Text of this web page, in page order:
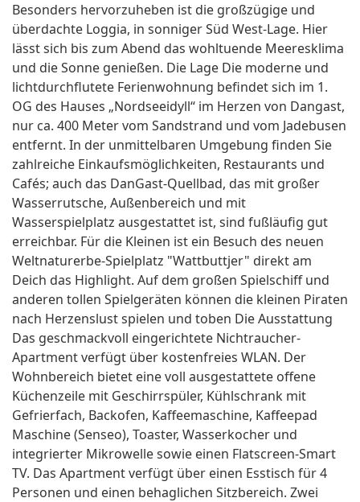
Besonders hervorzuheben ist die großzügige und
überdachte Loggia, in sonniger Süd West-Lage. Hier
lässt sich bis zum Abend das wohltuende Meeresklima
und die Sonne genießen. Die Lage Die moderne und
lichtdurchflutete Ferienwohnung befindet sich im 1.
OG des Hauses „Nordseeidyll“ im Herzen von Dangast,
nur ca. 400 Meter vom Sandstrand und vom Jadebusen
entfernt. In der unmittelbaren Umgebung finden Sie
zahlreiche Einkaufsmöglichkeiten, Restaurants und
Cafés; auch das DanGast-Quellbad, das mit großer
Wasserrutsche, Außenbereich und mit
Wasserspielplatz ausgestattet ist, sind fußläufig gut
erreichbar. Für die Kleinen ist ein Besuch des neuen
Weltnaturerbe-Spielplatz "Wattbuttjer" direkt am
Deich das Highlight. Auf dem großen Spielschiff und
anderen tollen Spielgeräten können die kleinen Piraten
nach Herzenslust spielen und toben Die Ausstattung
Das geschmackvoll eingerichtete Nichtraucher-
Apartment verfügt über kostenfreies WLAN. Der
Wohnbereich bietet eine voll ausgestattete offene
Küchenzeile mit Geschirrspüler, Kühlschrank mit
Gefrierfach, Backofen, Kaffeemaschine, Kaffeepad
Maschine (Senseo), Toaster, Wasserkocher und
integrierter Mikrowelle sowie einen Flatscreen-Smart
TV. Das Apartment verfügt über einen Esstisch für 4
Personen und einen behaglichen Sitzbereich. Zwei